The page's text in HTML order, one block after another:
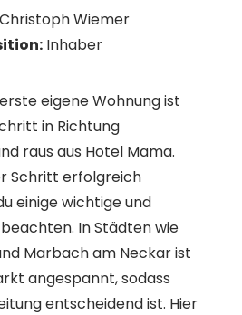
Christoph Wiemer
Inhaber
eigene Wohnung ist
in Richtung
raus aus Hotel Mama.
Schritt erfolgreich
einige wichtige und
In Städten wie
Marbach am Neckar ist
angespannt, sodass
entscheidend ist. Hier